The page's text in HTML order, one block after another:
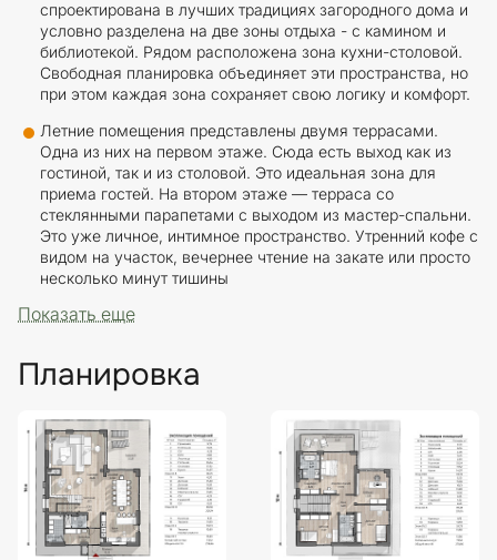
спроектирована в лучших традициях загородного дома и
условно разделена на две зоны отдыха - с камином и
библиотекой. Рядом расположена зона кухни-столовой.
Свободная планировка объединяет эти пространства, но
при этом каждая зона сохраняет свою логику и комфорт.
Летние помещения представлены двумя террасами.
Одна из них на первом этаже. Сюда есть выход как из
гостиной, так и из столовой. Это идеальная зона для
приема гостей. На втором этаже — терраса со
стеклянными парапетами с выходом из мастер-спальни.
Это уже личное, интимное пространство. Утренний кофе с
видом на участок, вечернее чтение на закате или просто
несколько минут тишины
Показать еще
Планировка